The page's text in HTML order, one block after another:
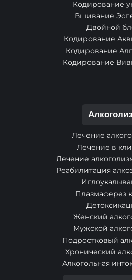
Кодирование
Вшивание
Двойной
Кодирование
Кодирование
Кодирование
Лечение
Лечение в
Лечение
Реабилитация
Плазмаферез
Женский
Мужской
Подростковый
Хронический
Алкогольная